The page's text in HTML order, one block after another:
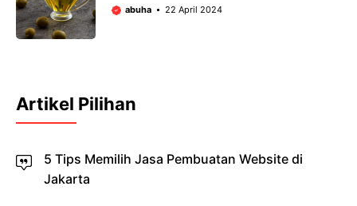
abuha 22 April 2024
Artikel Pilihan
5 Tips Memilih Jasa Pembuatan Website di
Jakarta